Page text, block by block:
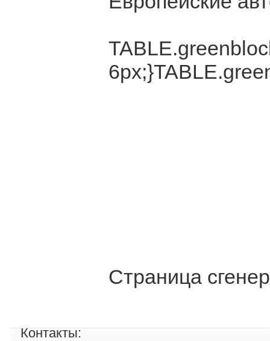
Страница
Контакты: